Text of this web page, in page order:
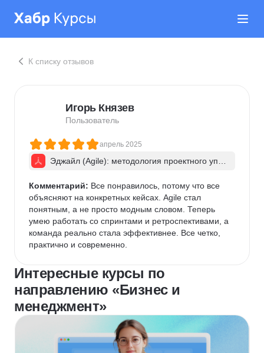
К списку отзывов
Игорь Князев
Пользователь
апрель 2025
Эджайл (Agile): методология проектного упра
Комментарий: Все понравилось, потому что все
объясняют на конкретных кейсах. Agile стал
понятным, а не просто модным словом. Теперь
умею работать со спринтами и ретроспективами, а
команда реально стала эффективнее. Все четко,
практично и современно.
Интересные курсы по
направлению «Бизнес и
менеджмент»